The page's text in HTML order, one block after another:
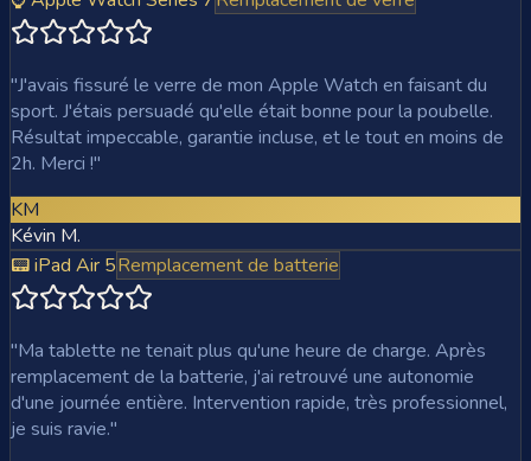
"J'avais fissuré le verre de mon Apple Watch en faisant du
sport. J'étais persuadé qu'elle était bonne pour la poubelle.
Résultat impeccable, garantie incluse, et le tout en moins de
2h. Merci !"
KM
Kévin M.
📟 iPad Air 5Remplacement de batterie
"Ma tablette ne tenait plus qu'une heure de charge. Après
remplacement de la batterie, j'ai retrouvé une autonomie
d'une journée entière. Intervention rapide, très professionnel,
je suis ravie."